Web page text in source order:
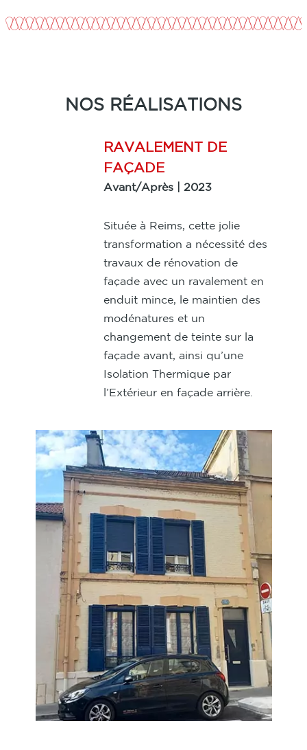
NOS RÉALISATIONS
RAVALEMENT DE
FAÇADE
Avant/Après | 2023
Située à Reims, cette jolie
transformation a nécessité des
travaux de rénovation de
façade avec un ravalement en
enduit mince, le maintien des
modénatures et un
changement de teinte sur la
façade avant, ainsi qu’une
Isolation Thermique par
l’Extérieur en façade arrière.